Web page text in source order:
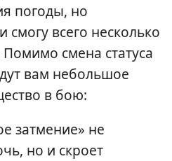
погоды, но
смогу всего несколько
смена статуса
вам небольшое
в бою:
затмение» не
но и скроет